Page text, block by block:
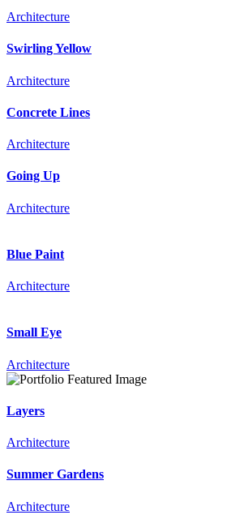
Architecture
Swirling Yellow
Architecture
Concrete Lines
Architecture
Going Up
Architecture
Blue Paint
Architecture
Small Eye
Architecture
Layers
Architecture
Summer Gardens
Architecture